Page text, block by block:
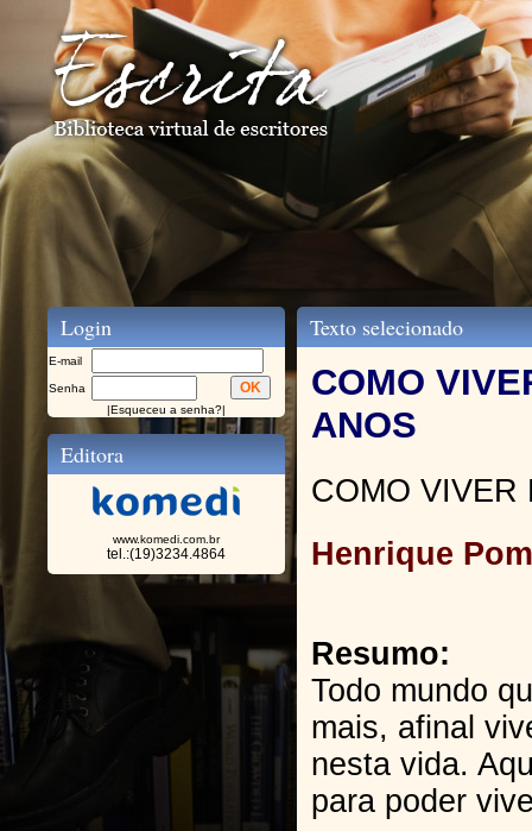
Login
E-mail
Senha
|Esqueceu a senha?|
Editora
www.komedi.com.br
tel.:(19)3234.4864
Texto selecionado
COMO
ANOS
COMO VIVER
Henrique
Resumo:
Todo mundo
mais, afinal
nesta vida.
para poder